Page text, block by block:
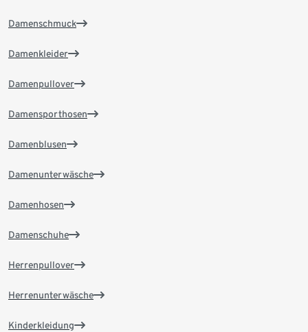
Damenschmuck
Damenkleider
Damenpullover
Damensporthosen
Damenblusen
Damenunterwäsche
Damenhosen
Damenschuhe
Herrenpullover
Herrenunterwäsche
Kinderkleidung